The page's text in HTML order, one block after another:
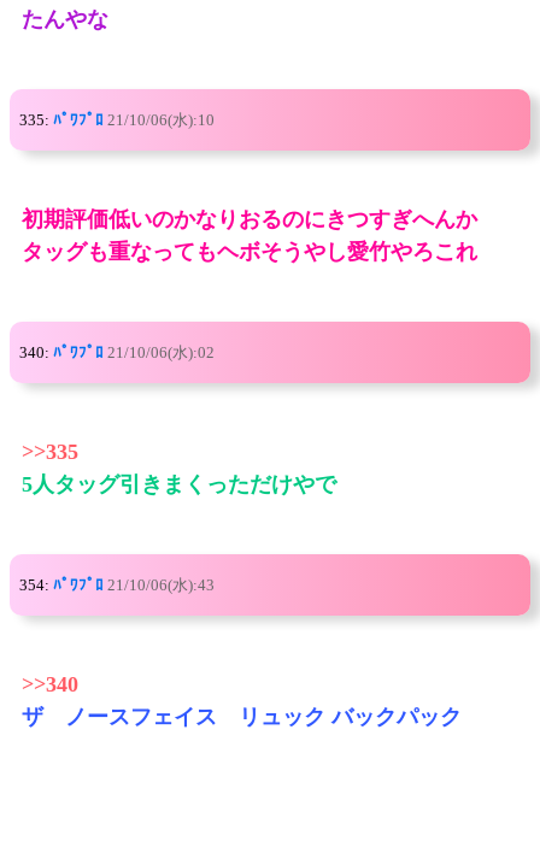
たんやな
335: ﾊﾟﾜﾌﾟﾛ 21/10/06(水):10
初期評価低いのかなりおるのにきつすぎへんか
タッグも重なってもヘボそうやし愛竹やろこれ
340: ﾊﾟﾜﾌﾟﾛ 21/10/06(水):02
>>335
5人タッグ引きまくっただけやで
354: ﾊﾟﾜﾌﾟﾛ 21/10/06(水):43
>>340
ザ ノースフェイス リュック バックパック